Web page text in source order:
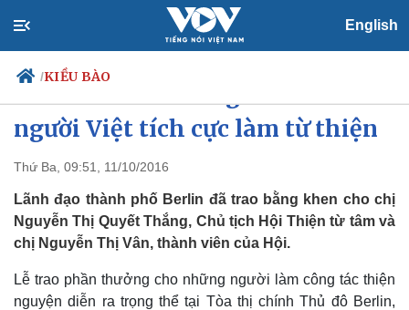
English
/KIỀU BÀO
Chính trị
Đảng
Tổ chức nhân sự
Quốc hội
Nhận diện sự thật
Tin 24h
Dự báo thời tiết
Giáo dục
Dấu ấn VOV
Việc làm
Biển đảo
người Việt tích cực làm từ thiện
Thứ Ba, 09:51, 11/10/2016
Lãnh đạo thành phố Berlin đã trao bằng khen cho chị
Nguyễn Thị Quyết Thắng, Chủ tịch Hội Thiện từ tâm và
chị Nguyễn Thị Vân, thành viên của Hội.
Lễ trao phần thưởng cho những người làm công tác thiện
nguyện diễn ra trọng thể tại Tòa thị chính Thủ đô Berlin,